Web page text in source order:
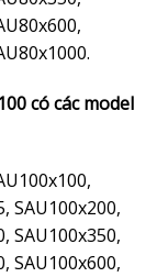
có các model
SAU100x200,
SAU100x350,
SAU100x600,